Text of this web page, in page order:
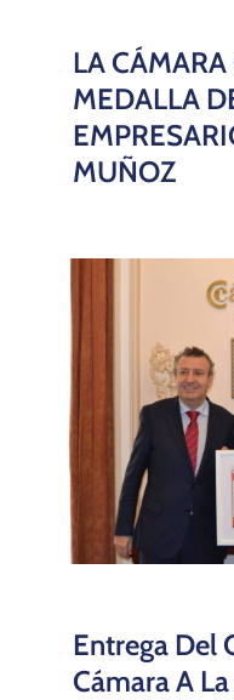
LA
MEDALLA
MUÑOZ
Entrega Del
Cámara A